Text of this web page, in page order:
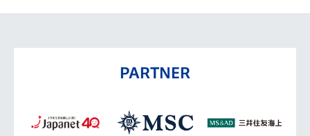
PARTNER